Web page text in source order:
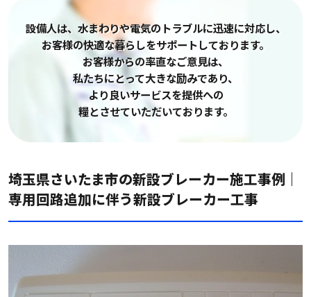
設備人は、水まわりや電気の トラブルに迅速に対応し、
お客様の快適な暮らしをサポートしております。
お客様からの率直なご意見は、
私たちにとって大きな励みであり、
より良いサービスを提供への
糧とさせていただいております。
埼玉県さいたま市の新設ブレーカー施工事例｜
専用回路追加に伴う新設ブレーカー工事